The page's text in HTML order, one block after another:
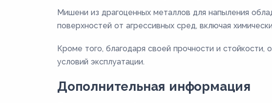
Мишени из драгоценных металлов для напыления
поверхностей от агрессивных сред, включая
Кроме того, благодаря своей прочности и
условий эксплуатации.
Дополнительная информация